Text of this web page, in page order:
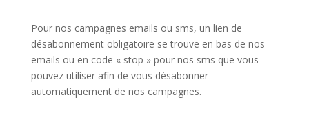
Pour nos campagnes emails ou sms, un lien de
désabonnement obligatoire se trouve en bas de nos
emails ou en code « stop » pour nos sms que vous
pouvez utiliser afin de vous désabonner
automatiquement de nos campagnes.